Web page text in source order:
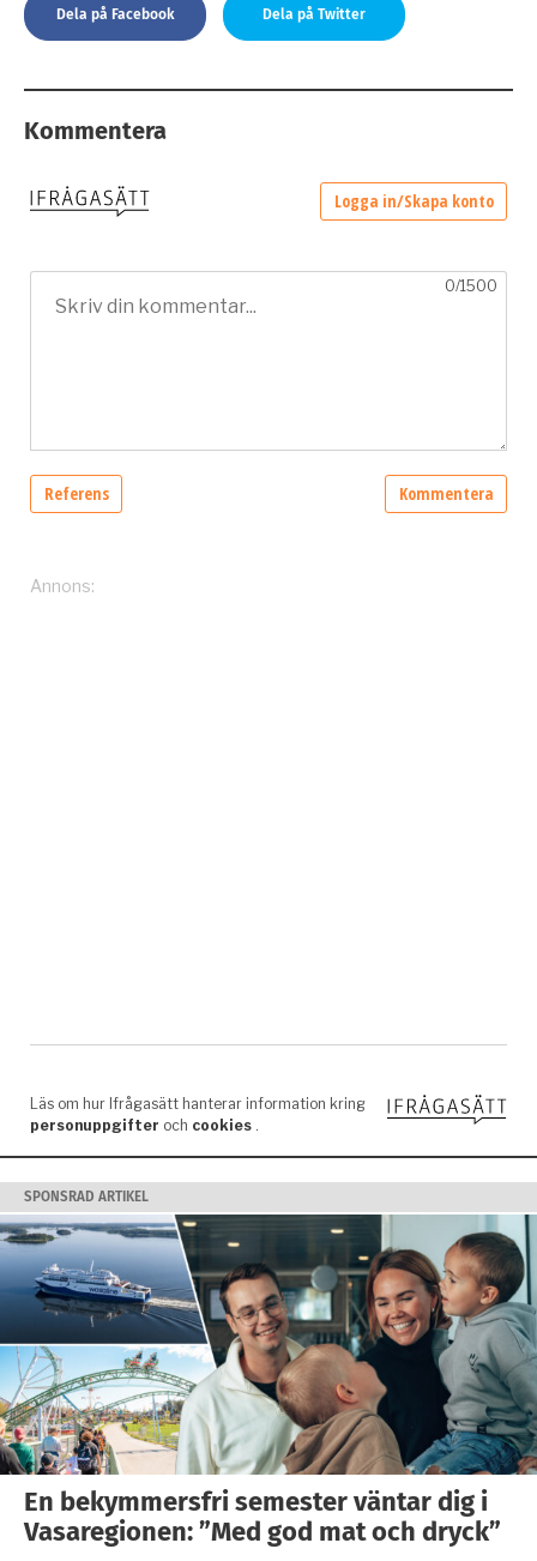
Dela på Facebook Dela på Twitter
Kommentera
SPONSRAD ARTIKEL
En bekymmersfri semester väntar dig i
Vasaregionen: ”Med god mat och dryck”